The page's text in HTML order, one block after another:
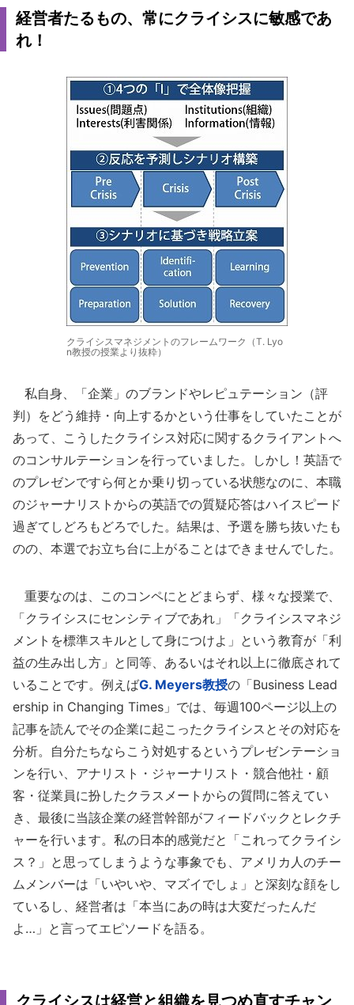
経営者たるもの、常にクライシスに敏感であ
れ！
クライシスマネジメントのフレームワーク（T. Lyo
n教授の授業より抜粋）
私自身、「企業」のブランドやレピュテーション（評
判）をどう維持・向上するかという仕事をしていたことが
あって、こうしたクライシス対応に関するクライアントへ
のコンサルテーションを行っていました。しかし！英語で
のプレゼンですら何とか乗り切っている状態なのに、本職
のジャーナリストからの英語での質疑応答はハイスピード
過ぎてしどろもどろでした。結果は、予選を勝ち抜いたも
のの、本選でお立ち台に上がることはできませんでした。
重要なのは、このコンペにとどまらず、様々な授業で、
「クライシスにセンシティブであれ」「クライシスマネジ
メントを標準スキルとして身につけよ」という教育が「利
益の生み出し方」と同等、あるいはそれ以上に徹底されて
いることです。例えばG. Meyers教授の「Business Lead
ership in Changing Times」では、毎週100ページ以上の
記事を読んでその企業に起こったクライシスとその対応を
分析。自分たちならこう対処するというプレゼンテーショ
ンを行い、アナリスト・ジャーナリスト・競合他社・顧
客・従業員に扮したクラスメートからの質問に答えてい
き、最後に当該企業の経営幹部がフィードバックとレクチ
ャーを行います。私の日本的感覚だと「これってクライシ
ス？」と思ってしまうような事象でも、アメリカ人のチー
ムメンバーは「いやいや、マズイでしょ」と深刻な顔をし
ているし、経営者は「本当にあの時は大変だったんだ
よ…」と言ってエピソードを語る。
クライシスは経営と組織を見つめ直すチャン